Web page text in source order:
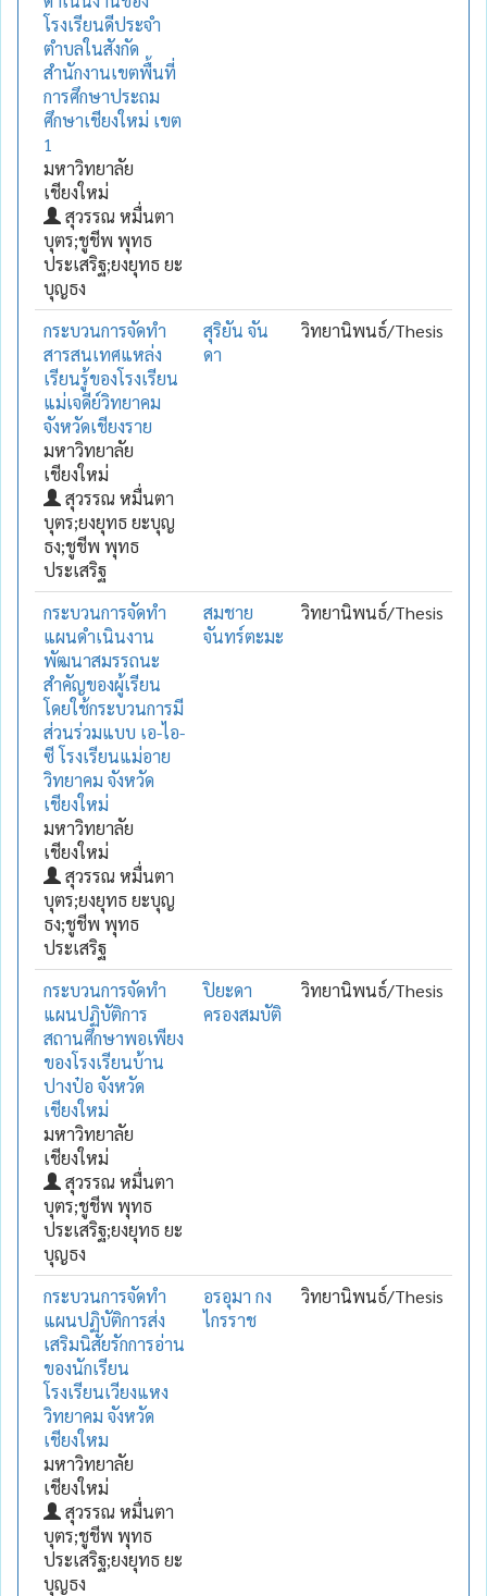
โรงเรียนดีประจำ
ตำบลในสังกัด
สำนักงานเขตพื้นที่
การศึกษาประถม
ศึกษาเชียงใหม่ เขต
1
มหาวิทยาลัย
เชียงใหม่
สุวรรณ หมื่นตา
บุตร;ชูชีพ พุทธ
ประเสริฐ;ยงยุทธ ยะ
บุญธง
กระบวนการจัดทำ
สารสนเทศแหล่ง
เรียนรู้ของโรงเรียน
แม่เจดีย์วิทยาคม
จังหวัดเชียงราย
มหาวิทยาลัย
เชียงใหม่
สุวรรณ หมื่นตา
บุตร;ยงยุทธ ยะบุญ
ธง;ชูชีพ พุทธ
ประเสริฐ
สุริยัน จัน
ดา
วิทยานิพนธ์/Thesis
กระบวนการจัดทำ
แผนดำเนินงาน
พัฒนาสมรรถนะ
สำคัญของผู้เรียน
โดยใช้กระบวนการมี
ส่วนร่วมแบบ เอ-ไอ-
ซี โรงเรียนแม่อาย
วิทยาคม จังหวัด
เชียงใหม่
มหาวิทยาลัย
เชียงใหม่
สุวรรณ หมื่นตา
บุตร;ยงยุทธ ยะบุญ
ธง;ชูชีพ พุทธ
ประเสริฐ
สมชาย
จันทร์ตะมะ
วิทยานิพนธ์/Thesis
กระบวนการจัดทำ
แผนปฏิบัติการ
สถานศึกษาพอเพียง
ของโรงเรียนบ้าน
ปางป๋อ จังหวัด
เชียงใหม่
มหาวิทยาลัย
เชียงใหม่
สุวรรณ หมื่นตา
บุตร;ชูชีพ พุทธ
ประเสริฐ;ยงยุทธ ยะ
บุญธง
ปิยะดา
ครองสมบัติ
วิทยานิพนธ์/Thesis
กระบวนการจัดทำ
แผนปฏิบัติการส่ง
เสริมนิสัยรักการอ่าน
ของนักเรียน
โรงเรียนเวียงแหง
วิทยาคม จังหวัด
เชียงใหม
มหาวิทยาลัย
เชียงใหม่
สุวรรณ หมื่นตา
บุตร;ชูชีพ พุทธ
ประเสริฐ;ยงยุทธ ยะ
บุญธง
อรอุมา กง
ไกรราช
วิทยานิพนธ์/Thesis